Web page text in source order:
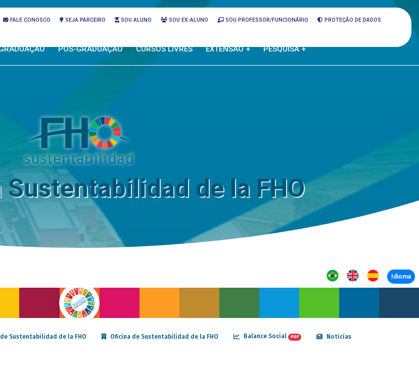
FALE CONOSCO SEJA PARCEIRO SOU ALUNO SOU EX-ALUNO SOU PROFESSOR/FUNCIONÁRIO PROTEÇÃO DE DADOS
PÓS-GRADUAÇÃO CURSOS LIVRES EXTENSÃO + PESQUISA +
de la FHO
Idioma
Sustentabilidad de la FHO Oficina de Sustentabilidad de la FHO Balance Social PDF Noticias